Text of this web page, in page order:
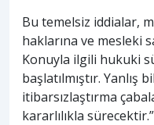
Bu temelsiz iddialar,
haklarına ve mesleki
Konuyla ilgili hukuki
başlatılmıştır. Yanlış
itibarsızlaştırma
kararlılıkla sürecektir.”